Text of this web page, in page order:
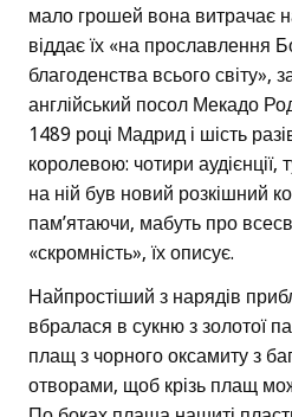
мало грошей вона витрачає
віддає їх «на прославлення
благоденства всього світу»,
англійський посол Мекадо
1489 році Мадрид і шість
королевою: чотири аудієнції,
на ній був новий розкішний
пам’ятаючи, мабуть про
«скромність», їх описує.
Найпростіший з нарядів
вбралася в сукню з золотої
плащ з чорного оксамиту з
отворами, щоб крізь плащ